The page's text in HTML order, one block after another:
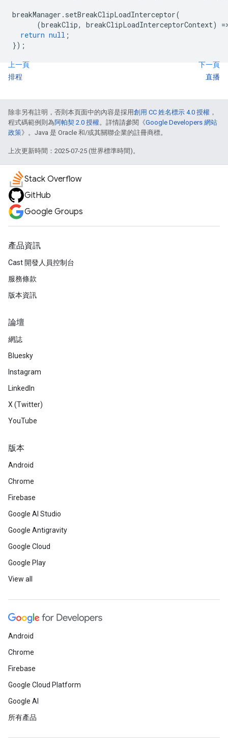
breakManager . setBreakClipLoadInterceptor(
(breakClip, breakClipLoadInterceptorContext) =
return null ;
});
上一頁
排程
下一頁
直播
除非另有註明，否則本頁面中的內容是採用創用 CC 姓名標示 4.0 授權 ，
程式碼範例則為阿帕契 2.0 授權。詳情請參閱《Google Developers 網站
政策》。Java 是 Oracle 和/或其關聯企業的註冊商標。
上次更新時間：2025-07-25 (世界標準時間)。
Stack Overflow
GitHub
Google Groups
產品資訊
Cast 開發人員控制台
服務條款
版本資訊
論壇
網誌
Bluesky
Instagram
LinkedIn
X (Twitter)
YouTube
版本
Android
Chrome
Firebase
Google AI Studio
Google Antigravity
Google Cloud
Google Play
View all
Android
Chrome
Firebase
Google Cloud Platform
Google AI
所有產品